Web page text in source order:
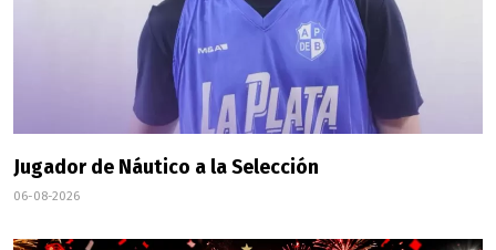
Jugador de Náutico a la Selección
06-08-2026